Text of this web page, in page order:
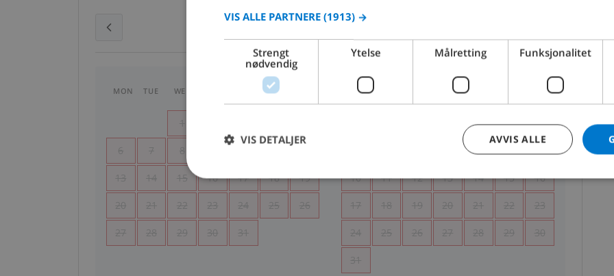
MON TUE WED SAT
1
6 7 8
13 14 15 16 17 18 19
20 21 22 23 24 25 26
27 28 29 30 31
MON THU SUN
1 2
7 8 9
10 11 12 13 14 15 16
17 18 19 20 21 22 23
24 25 26 27 28 29 30
31
VIS ALLE PARTNERE (1913) →
Strengt
nødvendig
Ytelse Målretting Funksjonalitet
AVVIS ALLE
VIS DETALJER